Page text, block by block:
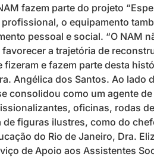
fazem parte do projeto
o equipamento
pessoal e social. “O NAM
a trajetória de
e fazem parte desta
Angélica dos Santos. Ao lado
consolidou como um agente
oficinas, rodas
figuras ilustres, como do
do Rio de Janeiro, Dra.
de Apoio aos Assistentes